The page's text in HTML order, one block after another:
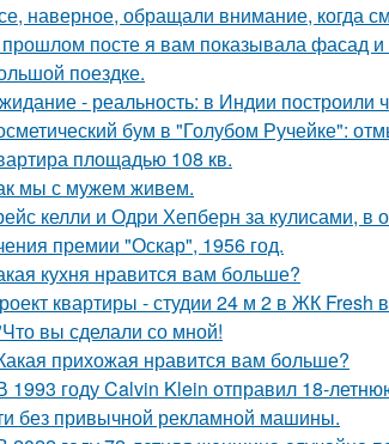
наверное, обращали внимание, когда
посте я вам показывала фасад и
поездке.
- реальность: в Индии
бум в "Голубом Ручейке":
площадью 108 кв.
мы с мужем живем.
келли и Одри Хепберн за кулисами,
премии "Оскар", 1956 год.
кухня нравится вам больше?
квартиры - студии 24 м 2 в ЖК Fresh
вы сделали со мной!
прихожая нравится вам больше?
1993 году Calvin Klein отправил 18-
без привычной рекламной машины.